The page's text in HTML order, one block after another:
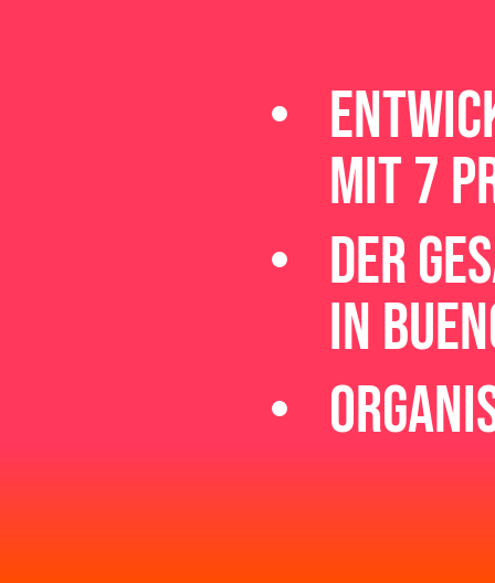
mit 7
der
in